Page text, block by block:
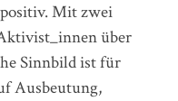
Mit zwei
über
Sinnbild ist für
Ausbeutung,